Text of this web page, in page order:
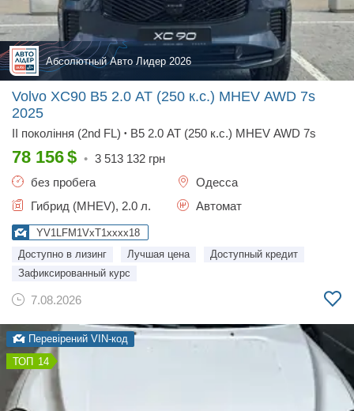
Абсолютный Авто Лидер 2026
Volvo XC90 B5 2.0 AT (250 к.с.) MHEV AWD 7s
2025
II покоління (2nd FL) • B5 2.0 AT (250 к.с.) MHEV AWD 7s
78 156$ • 3 513 132 грн
без пробега
Одесса
Гибрид (MHEV), 2.0 л.
Автомат
YV1LFM1VxT1xxxx18
Доступно в лизинг
Лучшая цена
Доступный кредит
Зафиксированный курс
7.08.2026
Перевірений VIN-код
14